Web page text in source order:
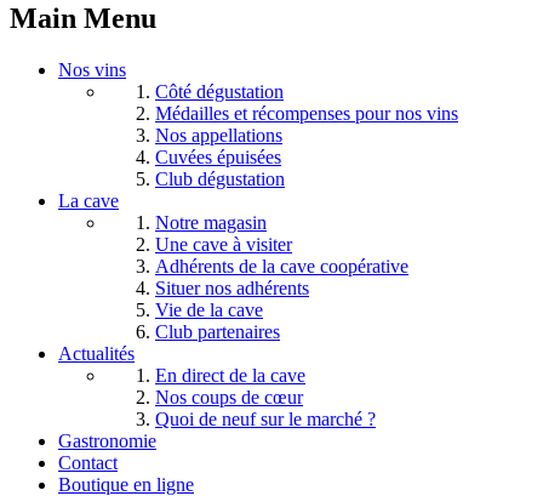
Main Menu
Nos vins
Côté dégustation
Médailles et récompenses pour nos vins
Nos appellations
Cuvées épuisées
Club dégustation
La cave
Notre magasin
Une cave à visiter
Adhérents de la cave coopérative
Situer nos adhérents
Vie de la cave
Club partenaires
Actualités
En direct de la cave
Nos coups de cœur
Quoi de neuf sur le marché ?
Gastronomie
Contact
Boutique en ligne